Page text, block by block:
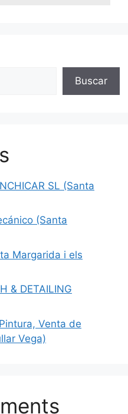
Buscar
SL (Santa
(Santa
Margarida i els
& DETAILING
Venta de
Vega)